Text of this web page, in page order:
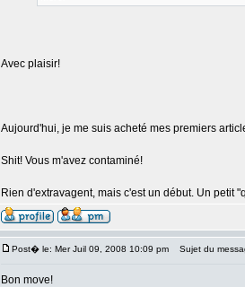
Avec plaisir!
Aujourd'hui, je me suis acheté mes premiers
Shit! Vous m'avez contaminé!
Rien d'extravagent, mais c'est un début. Un petit
Post� le: Mer Juil 09, 2008 10:09 pm Sujet du
Bon move!